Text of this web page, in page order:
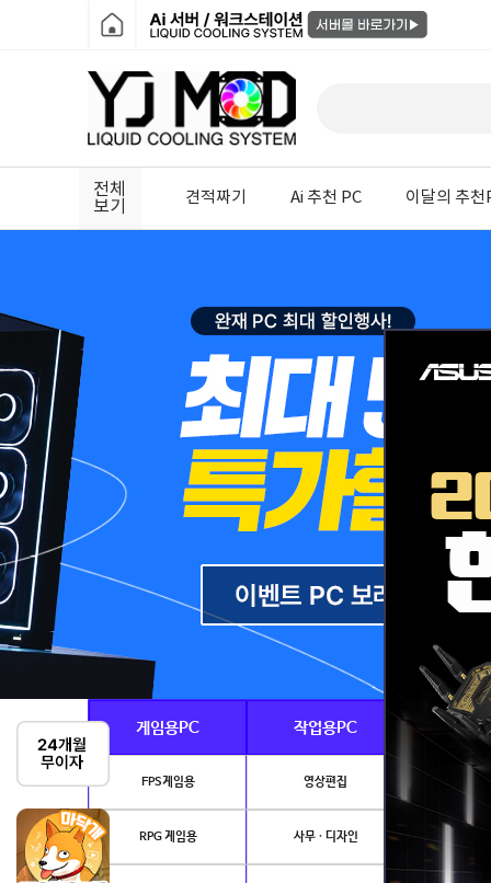
전체
보기
견적짜기 Ai 추천 PC 이달의 추천
게임용PC 작업용PC Ai · 전
FPS게임용 영상편집
RPG 게임용 사무 · 디자인